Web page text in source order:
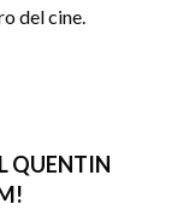
del cine.
QUENTIN